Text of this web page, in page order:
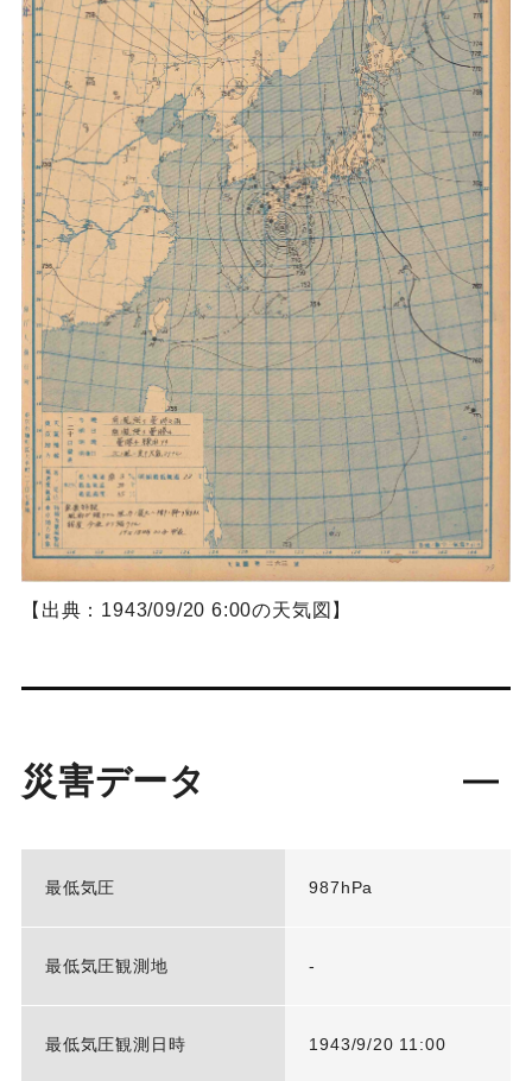
【出典：1943/09/20 6:00の天気図】
災害データ
最低気圧 987hPa
最低気圧観測地 -
最低気圧観測日時 1943/9/20 11:00